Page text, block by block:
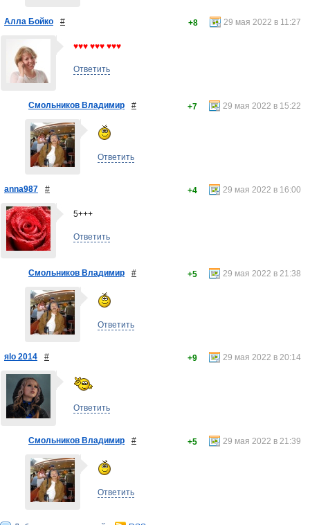
Алла Бойко # 29 мая 2022 в 11:27
+8
♥♥♥ ♥♥♥ ♥♥♥
Ответить
Смольников Владимир # 29 мая 2022 в 15:22
+7
Ответить
anna987 # 29 мая 2022 в 16:00
+4
5+++
Ответить
Смольников Владимир # 29 мая 2022 в 21:38
+5
Ответить
яlo 2014 # 29 мая 2022 в 20:14
+9
Ответить
Смольников Владимир # 29 мая 2022 в 21:39
+5
Ответить